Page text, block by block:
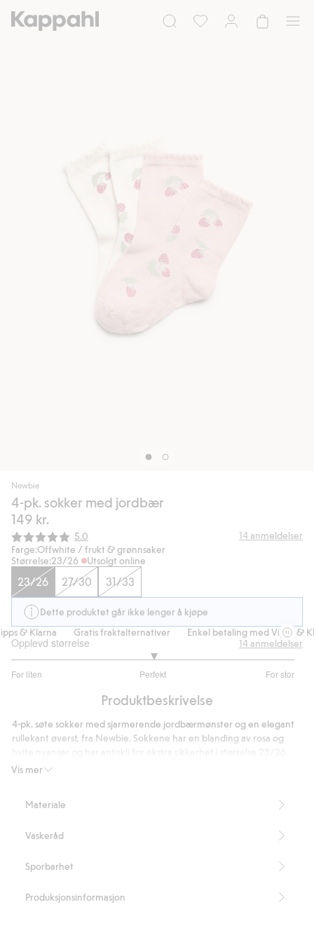
Newbie
4-pk. sokker med jordbær
149 kr.
Gjennomsnittskarakter:
5.0 14anmeldelser
Farge:Offwhite / frukt & grønnsaker
Størrelse:23/26 Utsolgt online
23/26 27/30 31/33
Dette produktet går ikke lenger å kjøpe
& Klarna
Gratis fraktalternativer Enkel betaling med Vipps &
Opplevd størrelse
For liten Perfekt For stor
av
13
stemmer
14anmeldelser
Produktbeskrivelse
Vis mer
4-pk. søte sokker med sjarmerende jordbærmønster og en elegant
rullekant øverst, fra Newbie. Sokkene har en blanding av rosa og
Inneholder 80 % økologisk bomull.
Materiale
Vaskeråd
Sporbarhet
Produksjonsinformasjon